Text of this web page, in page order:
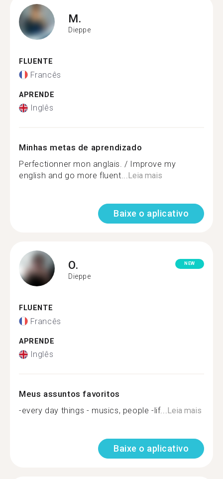
M.
Dieppe
FLUENTE
Francês
APRENDE
Inglês
Minhas metas de aprendizado
Perfectionner mon anglais. / Improve my
english and go more fluent...Leia mais
Baixe o aplicativo
O.
Dieppe
NEW
FLUENTE
Francês
APRENDE
Inglês
Meus assuntos favoritos
-every day things - musics, people -lif...Leia mais
Baixe o aplicativo